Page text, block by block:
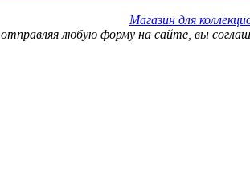
Магазин для
отправляя любую форму на сайте, вы